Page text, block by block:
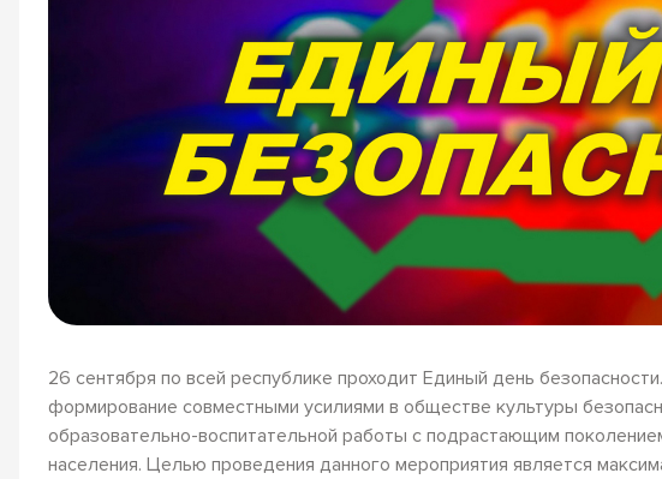
26 сентября по всей республике проходит Единый день
формирование совместными усилиями в обществе культуры
образовательно-воспитательной работы с подрастающим
населения. Целью проведения данного мероприятия является